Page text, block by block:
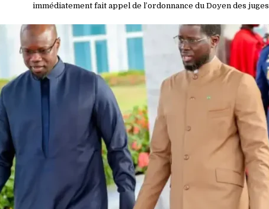
immédiatement fait appel de l’ordonnance du Doyen des